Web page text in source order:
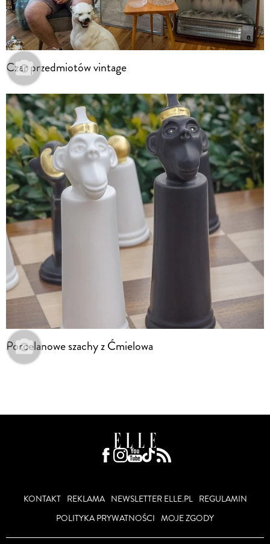
Czar przedmiotów vintage
Porcelanowe szachy z Ćmielowa
KONTAKT REKLAMA NEWSLETTER ELLE.PL
REGULAMIN
POLITYKA PRYWATNOŚCI MOJE ZGODY